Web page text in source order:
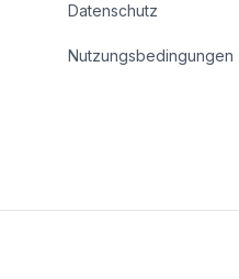
Datenschutz
Nutzungsbedingungen